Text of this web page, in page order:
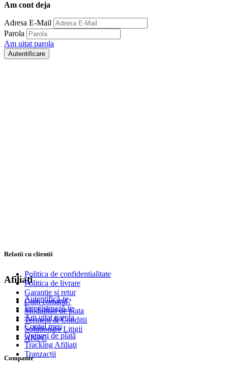
Am cont deja
Adresa E-Mail
Parola
Am uitat parola
Afiliaţi
Autentifică-te
Înregistrează-te
Am uitat parola
Contul meu
Opţiuni de plată
Tracking Afiliaţi
Tranzacții
Relatii cu clientii
Politica de confidentialitate
Politica de livrare
Garantie si retur
Cum comand?
Modalitati de plata
Termeni & Conditii
Solutionare Litigii
ANPC
Companie